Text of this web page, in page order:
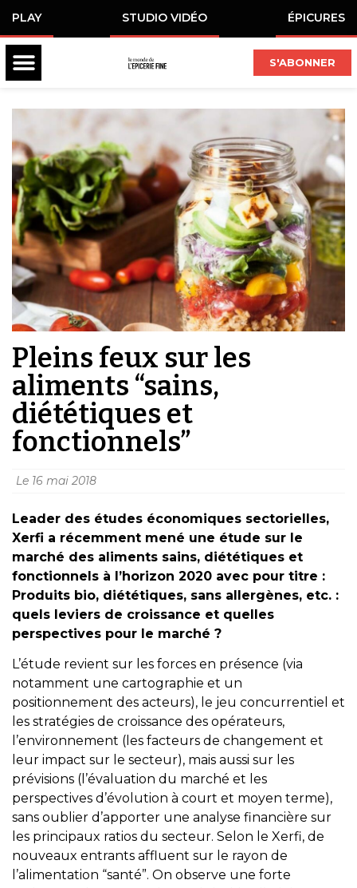
PLAY STUDIO VIDÉO ÉPICURES
S'ABONNER
Pleins feux sur les
aliments “sains,
diététiques et
fonctionnels”
Le 16 mai 2018
Leader des études économiques sectorielles,
Xerfi a récemment mené une étude sur le
marché des aliments sains, diététiques et
fonctionnels à l’horizon 2020 avec pour titre :
Produits bio, diététiques, sans allergènes, etc. :
quels leviers de croissance et quelles
perspectives pour le marché ?
L’étude revient sur les forces en présence (via
notamment une cartographie et un
positionnement des acteurs), le jeu concurrentiel et
les stratégies de croissance des opérateurs,
l’environnement (les facteurs de changement et
leur impact sur le secteur), mais aussi sur les
prévisions (l’évaluation du marché et les
perspectives d’évolution à court et moyen terme),
sans oublier d’apporter une analyse financière sur
les principaux ratios du secteur. Selon le Xerfi, de
nouveaux entrants affluent sur le rayon de
l’alimentation “santé”. On observe une forte